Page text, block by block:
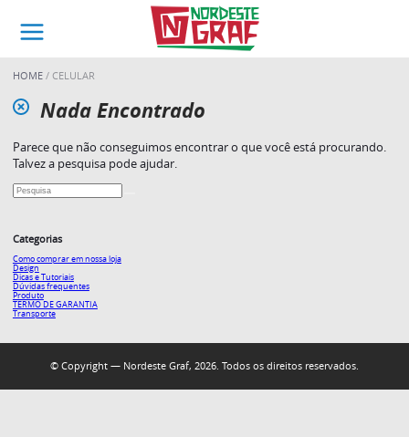
HOME CELULAR
Nada Encontrado
Parece que não conseguimos encontrar o que você está procurando.
Talvez a pesquisa pode ajudar.
Categorias
Como comprar em nossa loja
Design
Dicas e Tutoriais
Dúvidas frequentes
Produto
TERMO DE GARANTIA
Transporte
© Copyright — Nordeste Graf, 2026. Todos os direitos reservados.